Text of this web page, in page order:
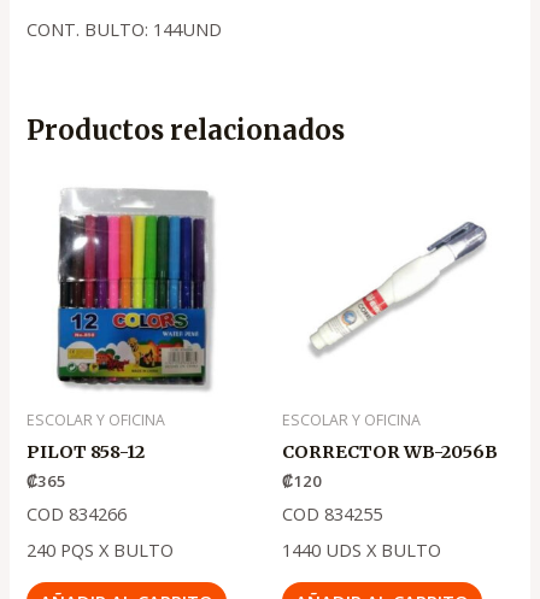
CONT. BULTO: 144UND
Productos relacionados
ESCOLAR Y OFICINA
PILOT 858-12
₡365
COD 834266
240 PQS X BULTO
ESCOLAR Y OFICINA
CORRECTOR WB-2056B
₡120
COD 834255
1440 UDS X BULTO